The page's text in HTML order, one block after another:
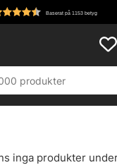
Baserat på 1153 betyg
inga produkter